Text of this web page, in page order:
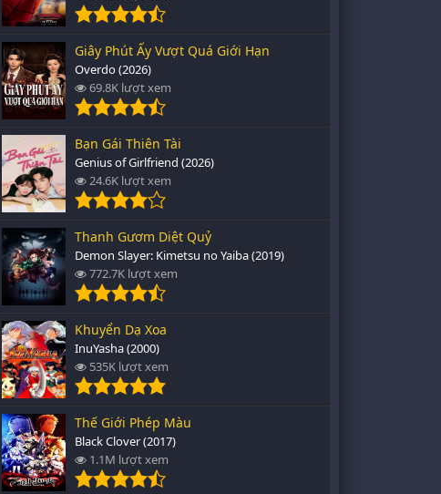
Giây Phút Ấy Vượt Quá Giới Hạn
Overdo (2026)
69.8K lượt xem
Bạn Gái Thiên Tài
Genius of Girlfriend (2026)
24.6K lượt xem
Thanh Gươm Diệt Quỷ
Demon Slayer: Kimetsu no Yaiba (2019)
772.7K lượt xem
Khuyển Dạ Xoa
InuYasha (2000)
535K lượt xem
Thế Giới Phép Màu
Black Clover (2017)
1.1M lượt xem